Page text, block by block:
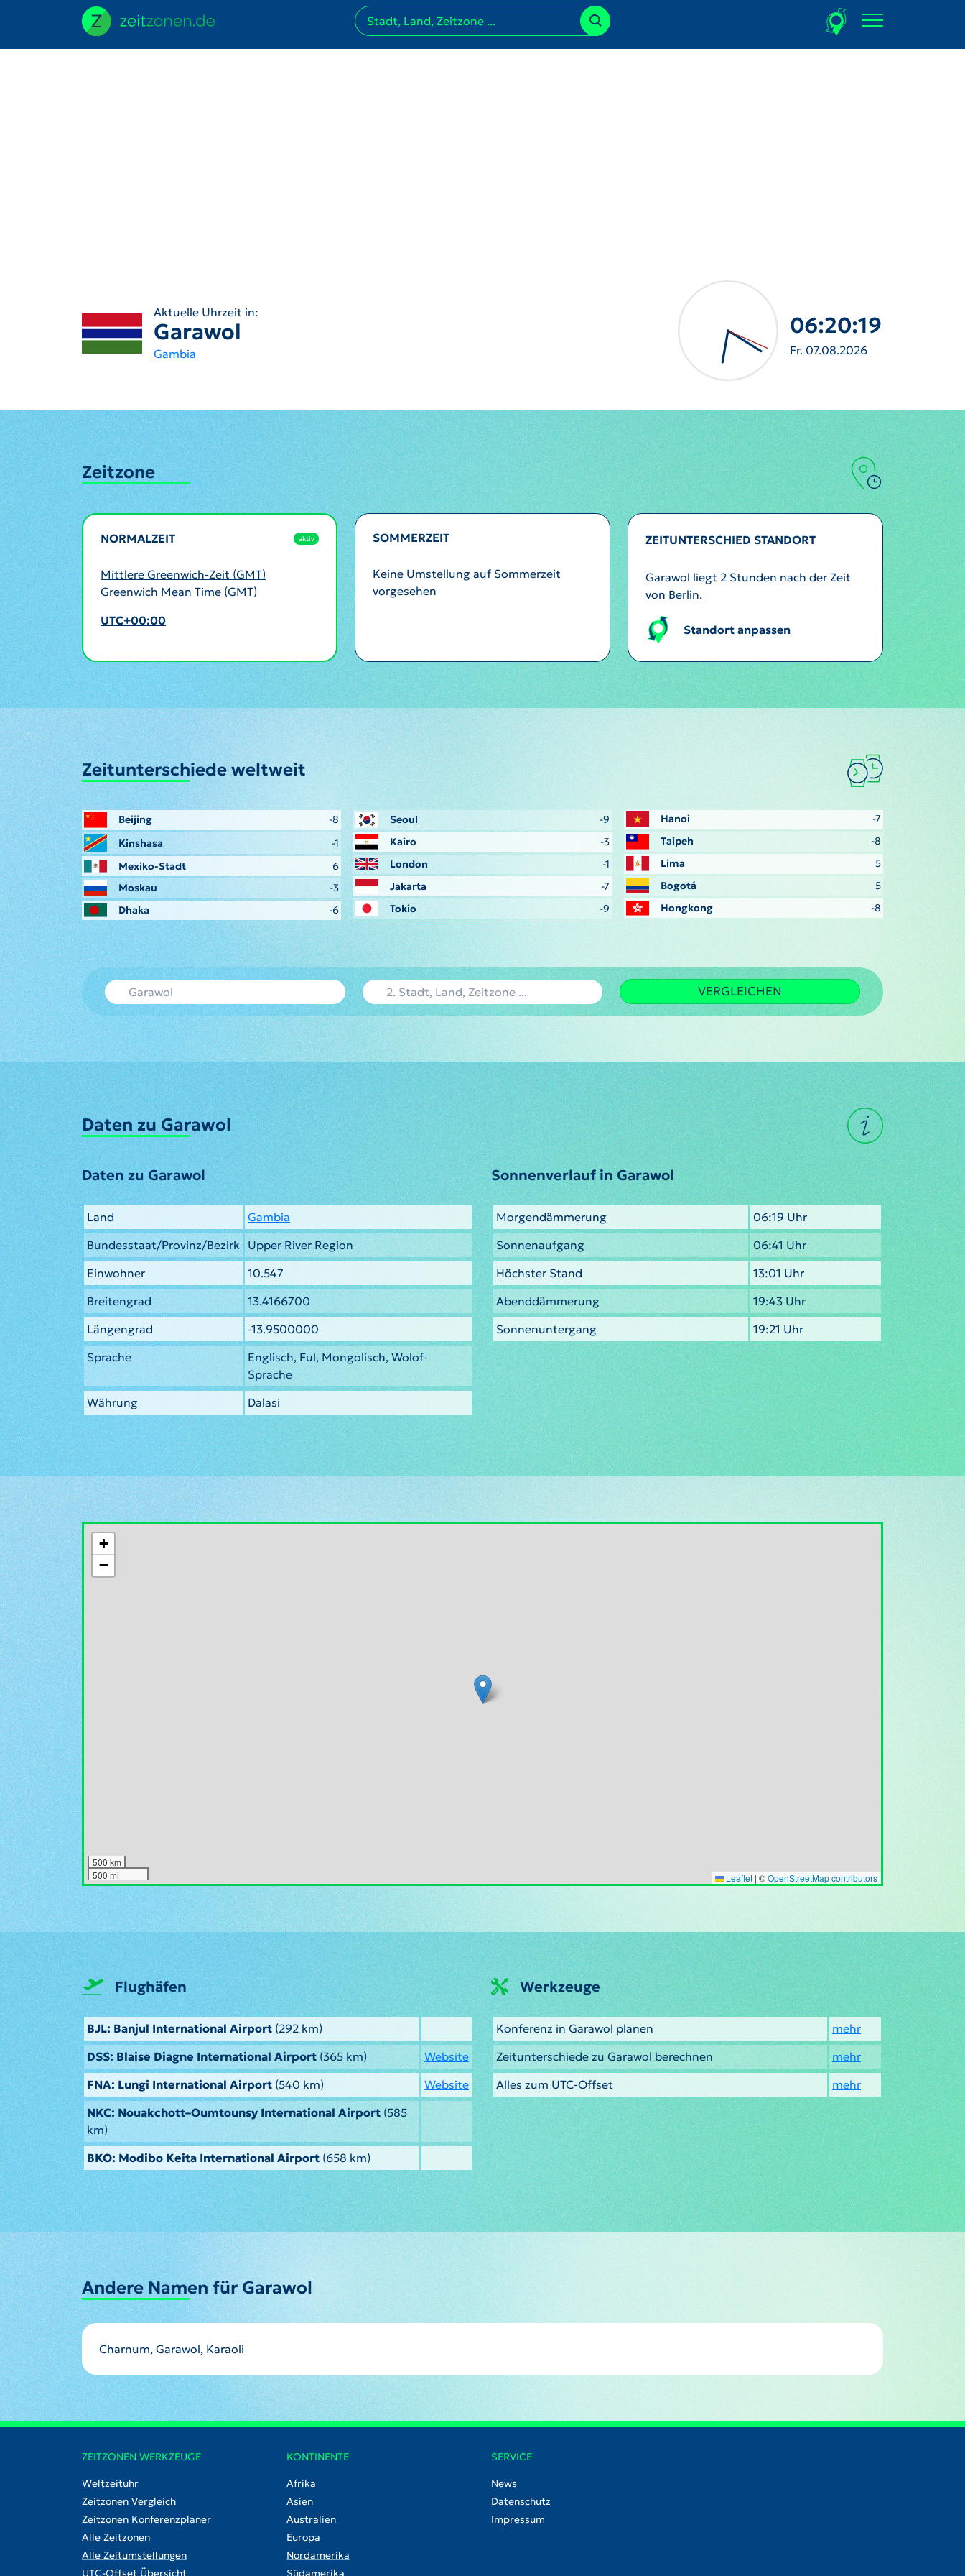
Aktuelle Uhrzeit in:
Garawol
Gambia
06:20:21
Fr. 07.08.2026
Zeitzone
NORMALZEIT aktiv
Mittlere Greenwich-Zeit (GMT)
Greenwich Mean Time (GMT)
UTC+00:00
SOMMERZEIT
Keine Umstellung auf Sommerzeit
vorgesehen
ZEITUNTERSCHIED STANDORT
Garawol liegt 2 Stunden nach der Zeit
von Berlin.
Standort anpassen
Zeitunterschiede weltweit
Beijing
-8
Kinshasa
-1
Mexiko-Stadt
6
Moskau
-3
Dhaka
-6
Seoul
-9
Kairo
-3
London
-1
Jakarta
-7
Tokio
-9
Hanoi
-7
Taipeh
-8
Lima
5
Bogotá
5
Hongkong
-8
VERGLEICHEN
Daten zu Garawol
Daten zu Garawol
Land
Gambia
Bundesstaat/Provinz/Bezirk Upper River Region
Einwohner
10.547
Breitengrad
13.4166700
Längengrad
-13.9500000
Sprache
Englisch, Ful, Mongolisch, Wolof-
Sprache
Währung
Dalasi
Sonnenverlauf in Garawol
Morgendämmerung
06:19 Uhr
Sonnenaufgang
06:41 Uhr
Höchster Stand
13:01 Uhr
Abenddämmerung
19:43 Uhr
Sonnenuntergang
19:21 Uhr
+
−
500 km
500 mi
Leaflet | ©OpenStreetMap contributors
Flughäfen
BJL: Banjul International Airport (292 km)
DSS: Blaise Diagne International Airport(365 km)
Website
FNA: Lungi International Airport (540 km)
Website
NKC: Nouakchott–Oumtounsy International Airport(585
km)
BKO: Modibo Keita International Airport (658 km)
Werkzeuge
Konferenz in Garawol planen
mehr
Zeitunterschiede zu Garawol berechnen
mehr
Alles zum UTC-Offset
mehr
Andere Namen für Garawol
Charnum, Garawol, Karaoli
ZEITZONEN WERKZEUGE
Weltzeituhr
Zeitzonen Vergleich
Zeitzonen Konferenzplaner
Alle Zeitzonen
Alle Zeitumstellungen
UTC-Offset Übersicht
KONTINENTE
Afrika
Asien
Australien
Europa
Nordamerika
Südamerika
SERVICE
News
Datenschutz
Impressum